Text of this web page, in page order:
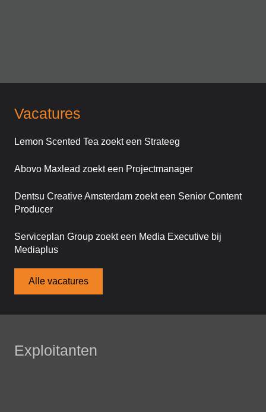
Vacatures
Lemon Scented Tea zoekt een Strateeg
Abovo Maxlead zoekt een Projectmanager
Dentsu Creative Amsterdam zoekt een Senior Content
Producer
Serviceplan Group zoekt een Media Executive bij
Mediaplus
Alle vacatures
Exploitanten